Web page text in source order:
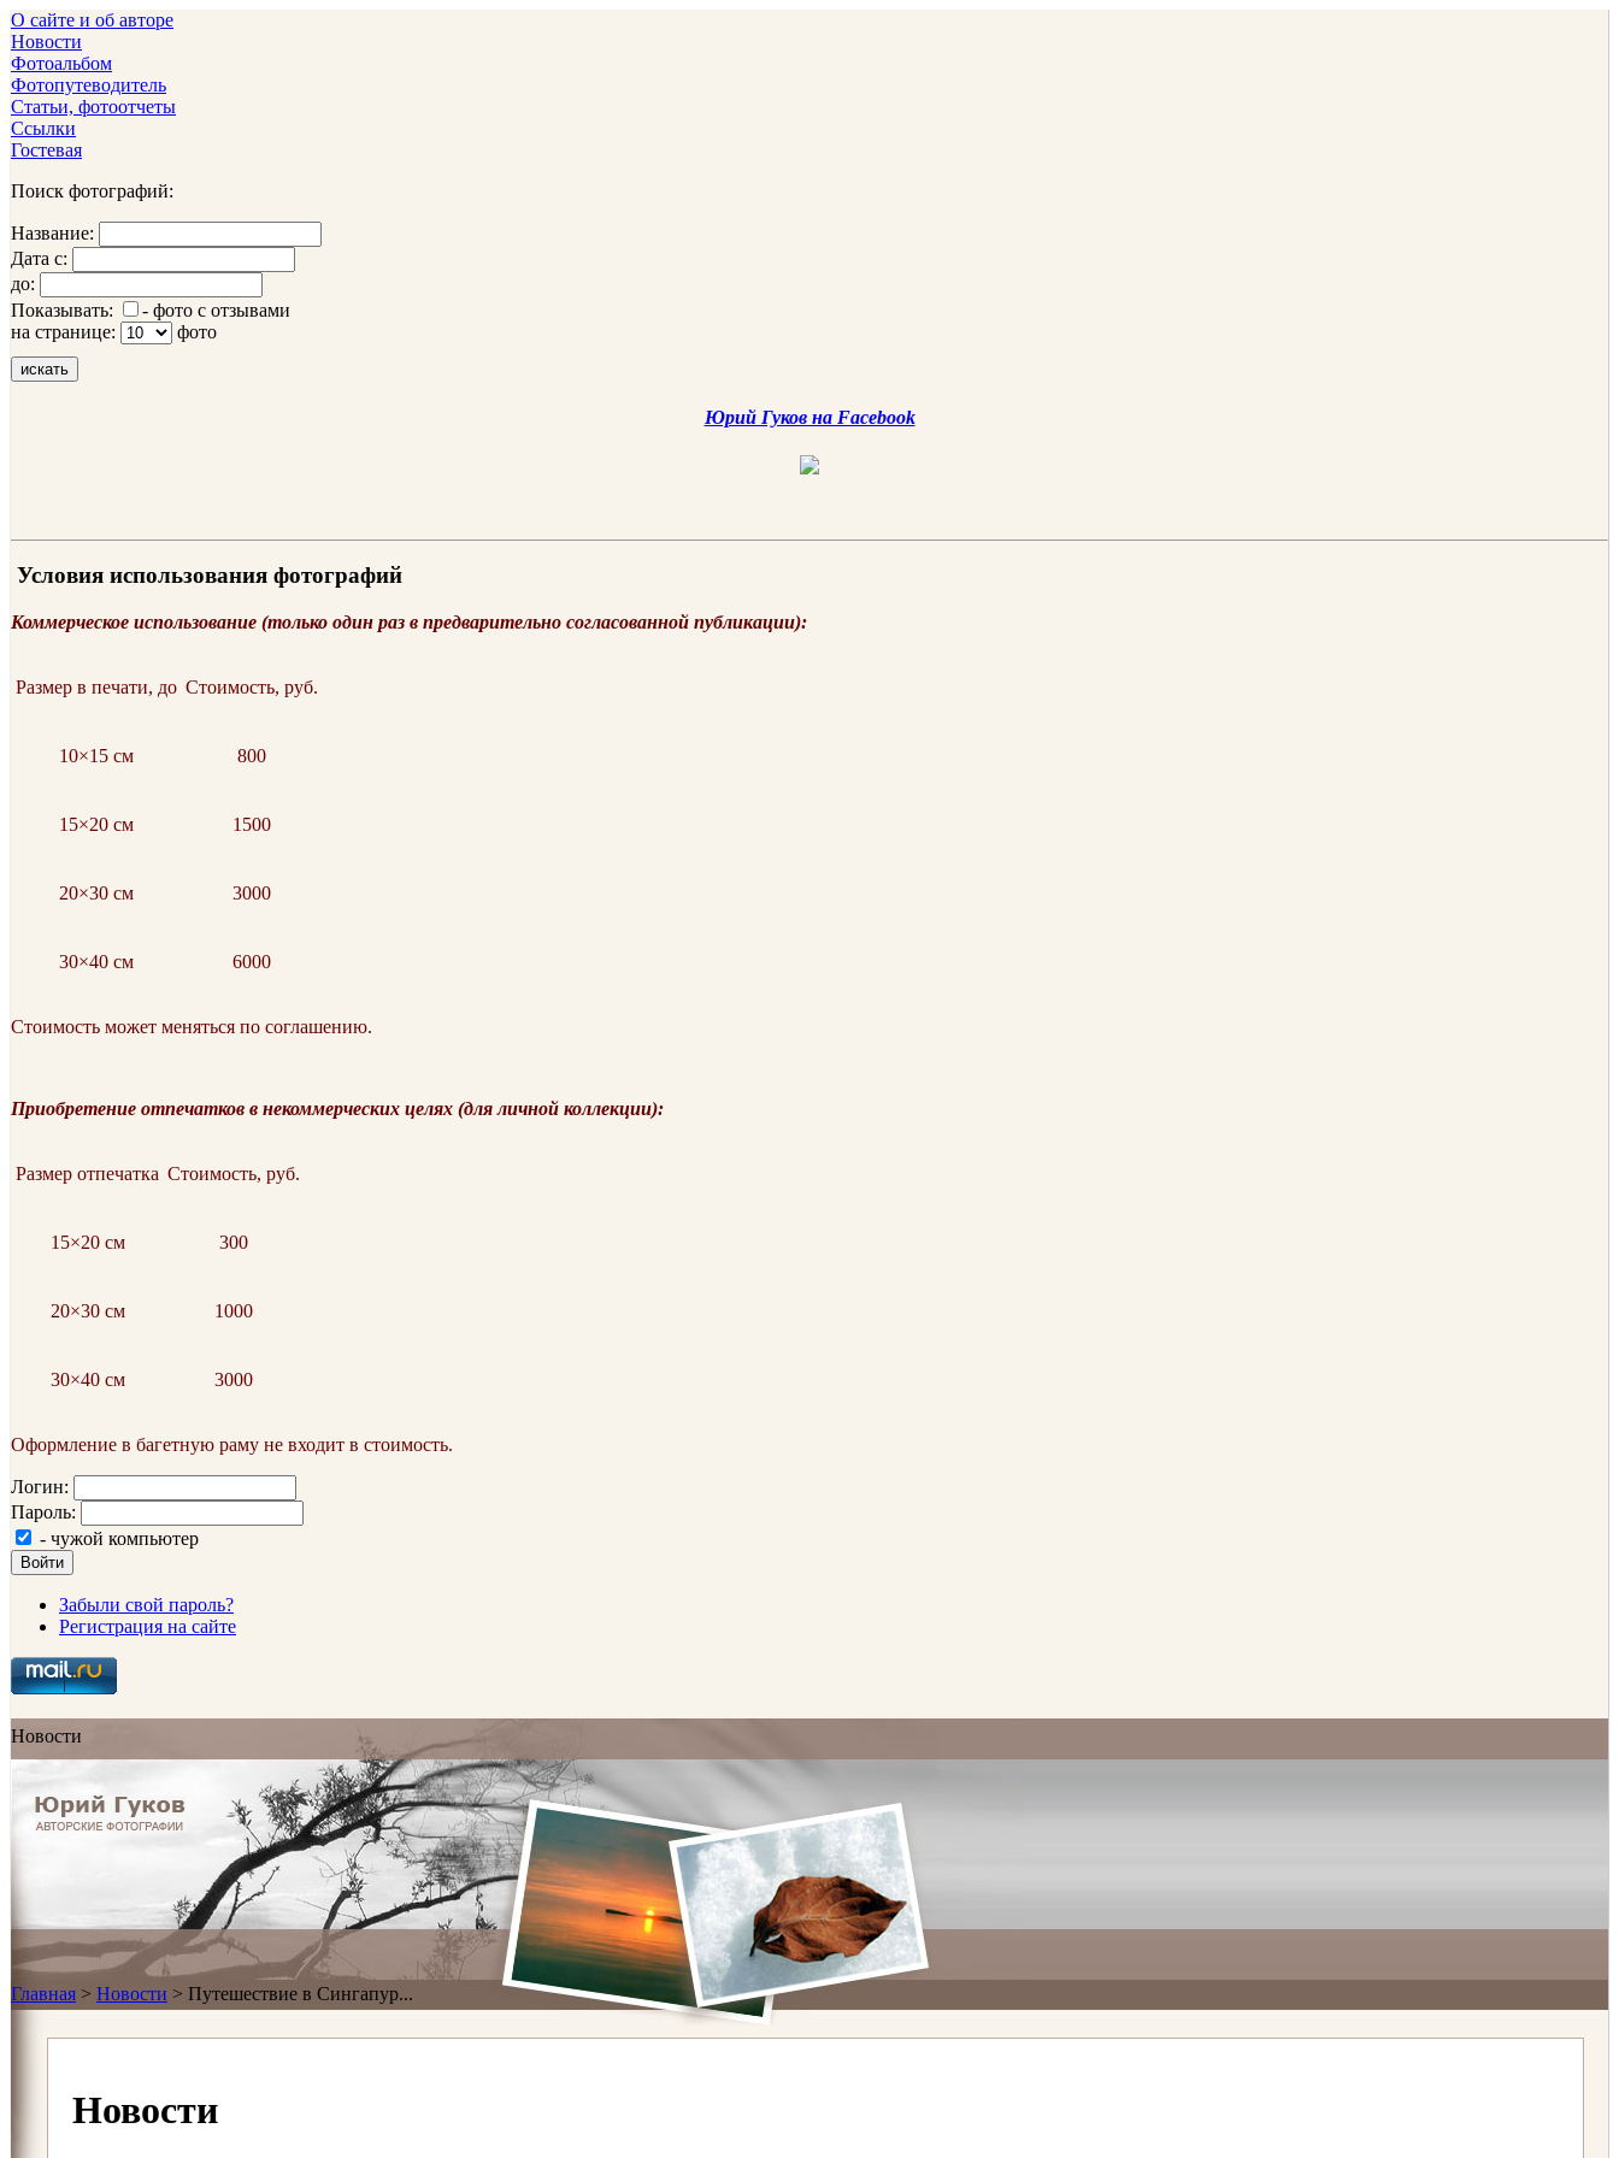
О сайте и об авторе
Новости
Фотоальбом
Фотопутеводитель
Статьи, фотоотчеты
Ссылки
Гостевая
Поиск фотографий:
Название:
Дата с:
до:
Показывать:
- фото с отзывами
на странице:
фото
искать
Юрий Гуков на Facebook
Условия использования фотографий
Коммерческое использование (только один раз в предварительно согласованной публикации):
Размер в печати, до Стоимость, руб.
10×15 см 800
15×20 см 1500
20×30 см 3000
30×40 см 6000
Стоимость может меняться по соглашению.
Приобретение отпечатков в некоммерческих целях (для личной коллекции):
Размер отпечатка Стоимость, руб.
15×20 см 300
20×30 см 1000
30×40 см 3000
Оформление в багетную раму не входит в стоимость.
Логин:
Пароль:
- чужой компьютер
Войти
Забыли свой пароль?
Регистрация на сайте
Новости
Главная > Новости > Путешествие в Сингапур...
Новости